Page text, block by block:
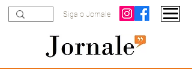
Siga o Jornale